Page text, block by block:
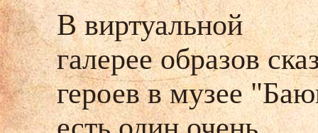
В виртуальной
галерее образов
героев в музее